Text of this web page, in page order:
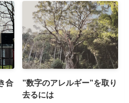
合
”数字のアレルギー”を取り
去るには